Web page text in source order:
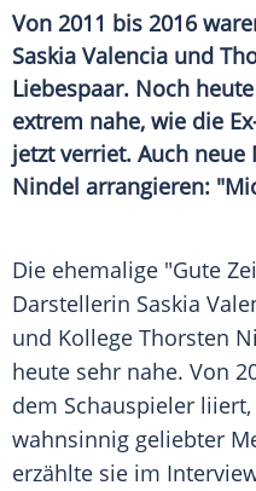
Von 2011 bis 2016
Saskia Valencia und
Liebespaar. Noch
extrem nahe, wie die
jetzt verriet. Auch
Nindel arrangieren:
Die ehemalige "Gute
Darstellerin Saskia
und Kollege Thorsten
heute sehr nahe. Von
dem Schauspieler
wahnsinnig geliebter
erzählte sie im